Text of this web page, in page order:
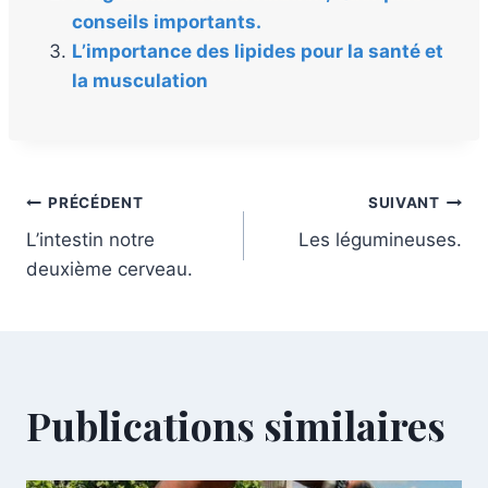
conseils importants.
L’importance des lipides pour la santé et
la musculation
PRÉCÉDENT
L’intestin notre
deuxième cerveau.
SUIVANT
Les légumineuses.
Publications similaires